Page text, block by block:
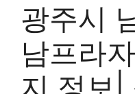
광주시
남프라
지 정보|